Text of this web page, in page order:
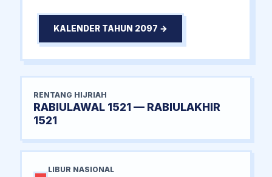
KALENDER TAHUN 2097 →
RENTANG HIJRIAH
RABIULAWAL 1521 — RABIULAKHIR
1521
LIBUR NASIONAL